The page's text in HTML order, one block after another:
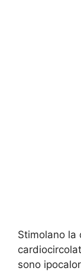
Stimolano la
sono